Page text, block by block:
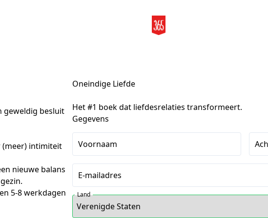
geweldig besluit
(meer) intimiteit
nieuwe balans
5-8 werkdagen
Oneindige Liefde
Het #1 boek dat liefdesrelaties transformeert.
Gegevens
Voornaam
E-mailadres
Land